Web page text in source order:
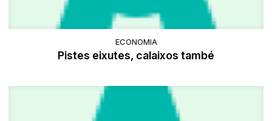
ECONOMIA
Pistes eixutes, calaixos també